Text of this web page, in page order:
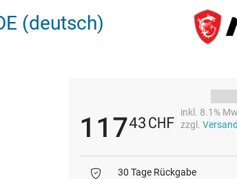
(deutsch)
11743CHF
inkl. 8.1%
zzgl.
30 Tage Rückgabe